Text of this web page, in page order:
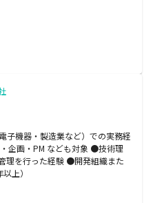
子機器・製造業など）での実務経
企画・PM なども対象 ●技術理
理を行った経験 ●開発組織また
上）